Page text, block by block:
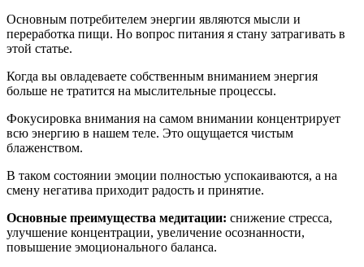
Основным потребителем энергии являются мысли и
переработка пищи. Но вопрос питания я стану затрагивать в
этой статье.
Когда вы овладеваете собственным вниманием энергия
больше не тратится на мыслительные процессы.
Фокусировка внимания на самом внимании концентрирует
всю энергию в нашем теле. Это ощущается чистым
блаженством.
В таком состоянии эмоции полностью успокаиваются, а на
смену негатива приходит радость и принятие.
Основные преимущества медитации: снижение стресса,
улучшение концентрации, увеличение осознанности,
повышение эмоционального баланса.